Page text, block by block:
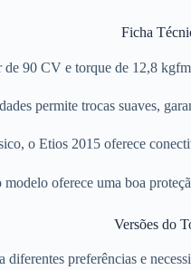
Ficha
90 CV e torque de 12,8
permite trocas suaves,
o Etios 2015 oferece
oferece uma boa
Versões do
preferências e